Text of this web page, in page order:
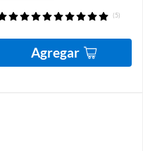
(5)
Agregar